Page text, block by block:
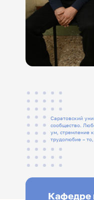
Саратовский
сообщество.
ум, стремление к диалогу, системность и
трудолюбие –
Кафедре